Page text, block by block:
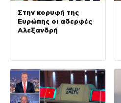
Στην κορυφή της
Ευρώπης οι αδερφές
Αλεξανδρή